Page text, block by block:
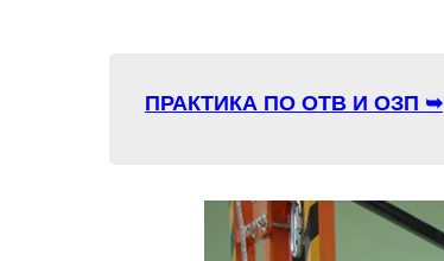
ПРАКТИКА ПО ОТВ И ОЗП ➥